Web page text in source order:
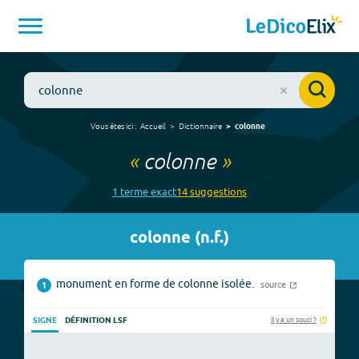
Vous êtes ici : Accueil Dictionnaire colonne
« colonne»
1 termeexact14suggestions
colonne (n.f.)
1 monument en forme de colonne isolée. source
SIGNE DÉFINITION LSF Il y a un souci ?